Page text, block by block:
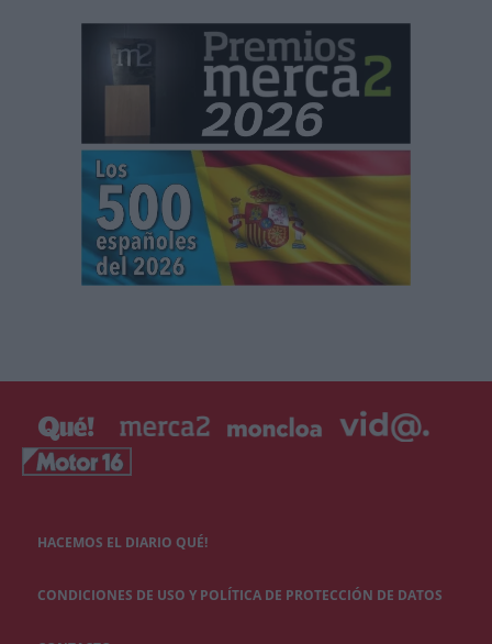
HACEMOS EL DIARIO QUÉ!
CONDICIONES DE USO Y POLÍTICA DE PROTECCIÓN DE DATOS